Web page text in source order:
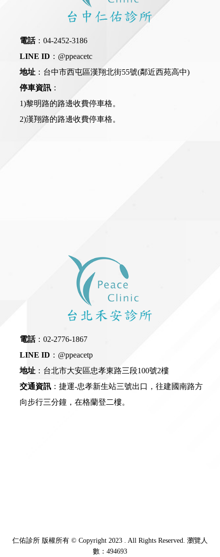
電話： 04-2452-3186
LINE ID ： @ppeacetc
地址 ：台中市西屯區漢翔北街55號(鄰近西苑高中)
停車資訊 ：
1)黎明路的路邊收費停車格。
2)漢翔路的路邊收費停車格。
電話： 02-2776-1867
LINE ID ： @ppeacetp
地址 ：台北市大安區忠孝東路三段100號2樓
交通資訊 ：捷運-忠孝新生站三號出口，往建國南路方
向步行三分鐘，在格蘭登二樓。
仁佑診所 版權所有 © Copyright 2023 . All Rights Reserved. 瀏覽人
數：494693